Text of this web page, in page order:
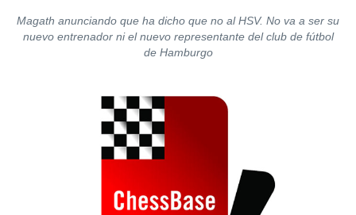
Magath anunciando que ha dicho que no al HSV. No va a ser su
nuevo entrenador ni el nuevo representante del club de fútbol
de Hamburgo